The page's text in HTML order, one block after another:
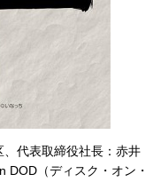
代表取締役社長：赤井
DOD（ディスク・オン・